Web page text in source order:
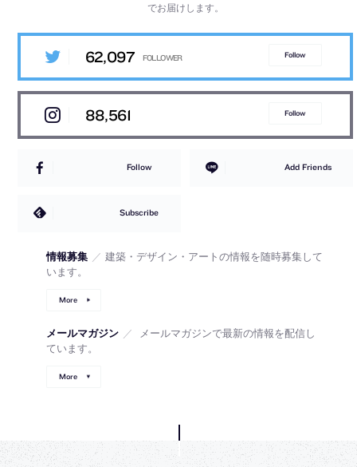
でお届けします。
62,097 Follow
88,561 Follow
Follow Add Friends
Subscribe
情報募集 ／ 建築・デザイン・アートの情報を随時募集して
います。
More
メールマガジン ／
メールマガジンで最新の情報を配信し
ています。
More